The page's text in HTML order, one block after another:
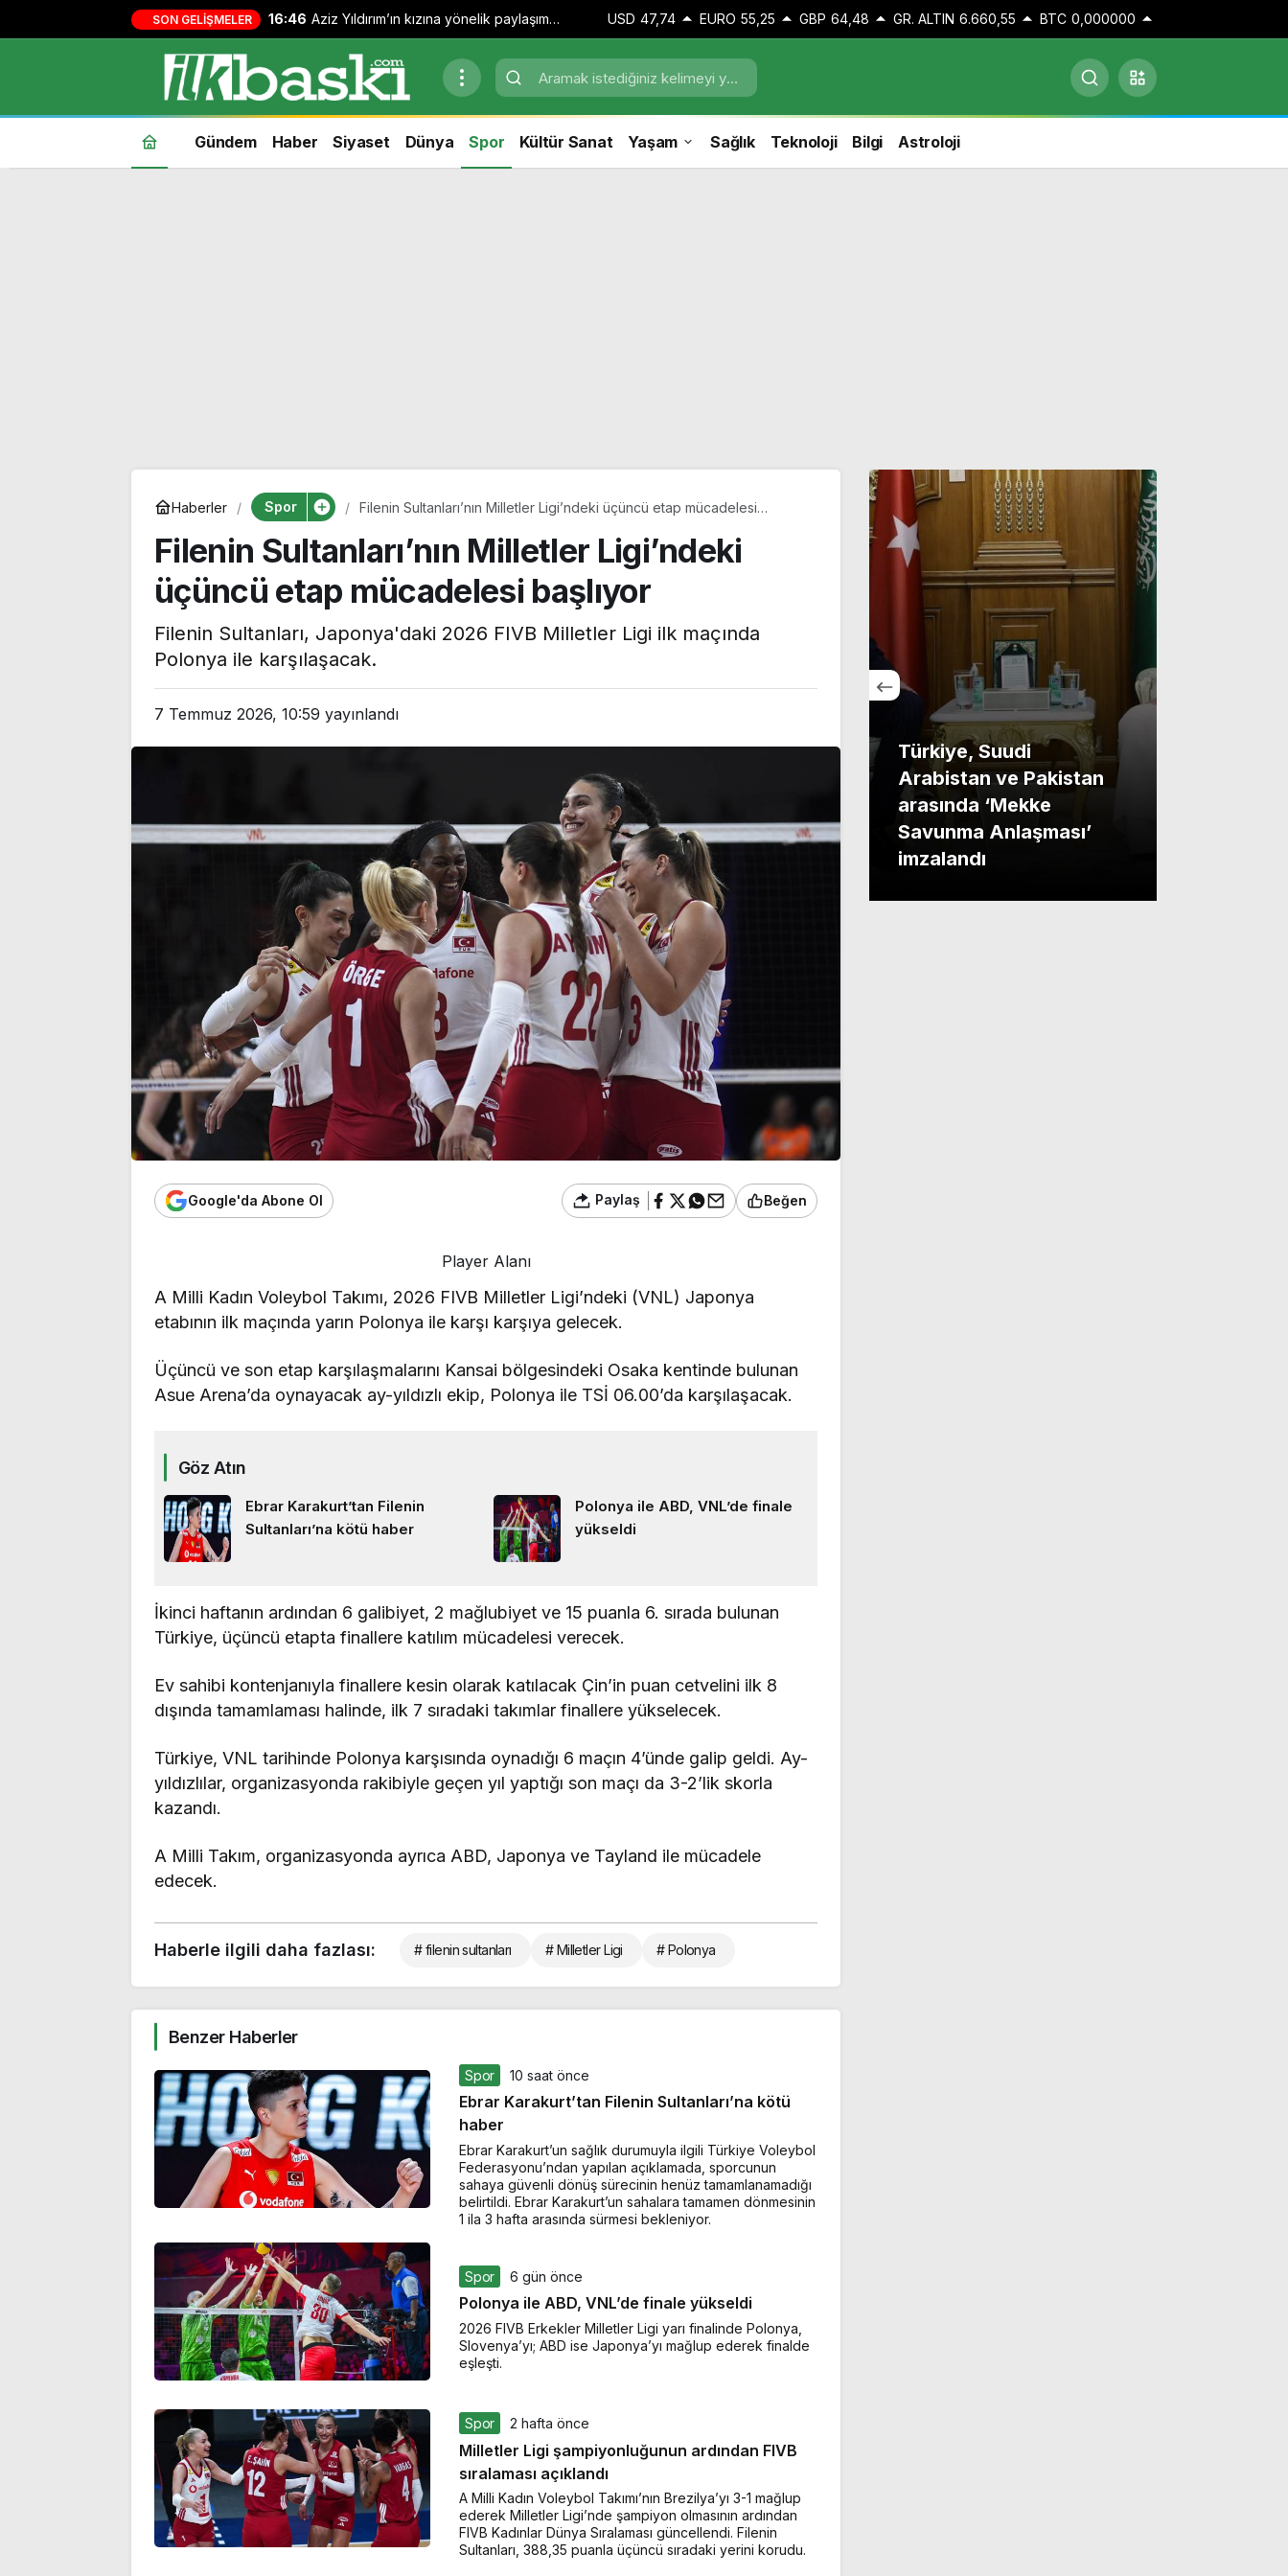
SON GELIŞMELER 16:46 Aziz Yıldırım’ın kızına yönelik paylaşım
yapan kişi hakkında adli kontrol kararı
USD 47,74 EURO 55,25 GBP 64,48 GR. ALTIN 6.660,55 BTC 0,000000
Gündem Haber Siyaset Dünya Spor Kültür Sanat Yaşam Sağlık Teknoloji Bilgi Astroloji
Haberler Spor
Filenin Sultanları’nın Milletler Ligi’ndeki üçüncü etap mücadelesi
Filenin Sultanları’nın Milletler Ligi’ndeki
üçüncü etap mücadelesi başlıyor
Filenin Sultanları, Japonya'daki 2026 FIVB Milletler Ligi ilk maçında
Polonya ile karşılaşacak.
7 Temmuz 2026, 10:59 yayınlandı
Google'da Abone Ol Paylaş Beğen
Player Alanı
A Milli Kadın Voleybol Takımı, 2026 FIVB Milletler Ligi’ndeki (VNL) Japonya
etabının ilk maçında yarın Polonya ile karşı karşıya gelecek.
Üçüncü ve son etap karşılaşmalarını Kansai bölgesindeki Osaka kentinde bulunan
Asue Arena’da oynayacak ay-yıldızlı ekip, Polonya ile TSİ 06.00’da karşılaşacak.
Göz Atın
Ebrar Karakurt’tan Filenin
Sultanları’na kötü haber
Polonya ile ABD, VNL’de finale
yükseldi
İkinci haftanın ardından 6 galibiyet, 2 mağlubiyet ve 15 puanla 6. sırada bulunan
Türkiye, üçüncü etapta finallere katılım mücadelesi verecek.
Ev sahibi kontenjanıyla finallere kesin olarak katılacak Çin’in puan cetvelini ilk 8
dışında tamamlaması halinde, ilk 7 sıradaki takımlar finallere yükselecek.
Türkiye, VNL tarihinde Polonya karşısında oynadığı 6 maçın 4’ünde galip geldi. Ay-
yıldızlılar, organizasyonda rakibiyle geçen yıl yaptığı son maçı da 3-2’lik skorla
kazandı.
A Milli Takım, organizasyonda ayrıca ABD, Japonya ve Tayland ile mücadele
edecek.
Haberle ilgili daha fazlası: # filenin sultanları # Milletler Ligi # Polonya
Benzer Haberler
Spor 10 saat önce
Ebrar Karakurt’tan Filenin Sultanları’na kötü
haber
Ebrar Karakurt’un sağlık durumuyla ilgili Türkiye Voleybol
Federasyonu’ndan yapılan açıklamada, sporcunun
sahaya güvenli dönüş sürecinin henüz tamamlanamadığı
belirtildi. Ebrar Karakurt’un sahalara tamamen dönmesinin
1 ila 3 hafta arasında sürmesi bekleniyor.
Spor 6 gün önce
Polonya ile ABD, VNL’de finale yükseldi
2026 FIVB Erkekler Milletler Ligi yarı finalinde Polonya,
Slovenya’yı; ABD ise Japonya’yı mağlup ederek finalde
eşleşti.
Spor 2 hafta önce
Milletler Ligi şampiyonluğunun ardından FIVB
sıralaması açıklandı
A Milli Kadın Voleybol Takımı’nın Brezilya’yı 3-1 mağlup
ederek Milletler Ligi’nde şampiyon olmasının ardından
FIVB Kadınlar Dünya Sıralaması güncellendi. Filenin
Sultanları, 388,35 puanla üçüncü sıradaki yerini korudu.
54 yıllık parti
‘Bu sürecin kırılma
noktası…’
Trendyol 1. Lig’de yeni
sezon heyecanı başlıyor
Türkiye, Suudi
Arabistan ve Pakistan
arasında ‘Mekke
Savunma Anlaşması’
imzalandı